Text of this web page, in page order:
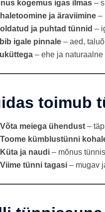
kogemus igas ilmas –
ja äraviimine –
ja puhtad tünnid –
igale pinnale – aed,
– ehe ja
toimub
Võta meiega ühendust –
Toome kümblustünni
Küta ja naudi – mõnus
Viime tünni tagasi – mugav